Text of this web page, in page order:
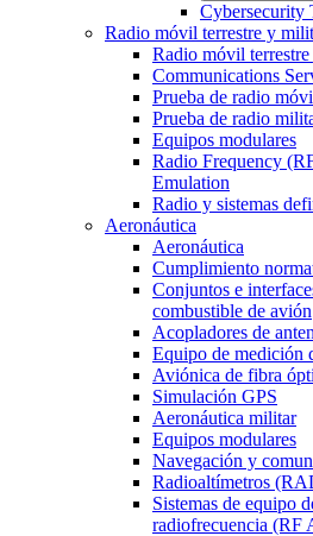
Cybersecurity
Radio móvil terrestre y
Radio móvil
Communications
Prueba de radio
Prueba de radio
Equipos modulares
Radio Frequency
Emulation
Radio y sistemas
Aeronáutica
Aeronáutica
Cumplimiento
Conjuntos e
combustible de avión
Acopladores de
Equipo de medición
Aviónica de fibra
Simulación GPS
Aeronáutica militar
Equipos modulares
Navegación y
Radioaltímetros
Sistemas de equipo
radiofrecuencia (RF